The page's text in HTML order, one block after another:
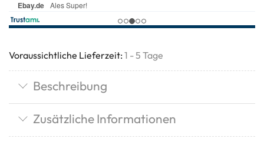
Voraussichtliche Lieferzeit: 1 - 5 Tage
Beschreibung
Zusätzliche Informationen